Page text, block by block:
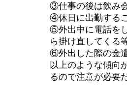
③仕事の後は飲み
④休日に出勤する
⑤外出中に電話を
ら掛け直してくる
⑥外出した際の金
以上のような傾向
るので注意が必要